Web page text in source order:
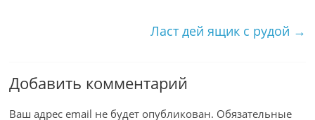
Ласт дей ящик с рудой →
Добавить комментарий
Ваш адрес email не будет опубликован. Обязательные